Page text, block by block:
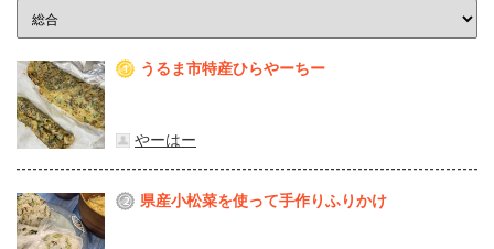
1 うるま市特産ひらやーちー
やーはー
2 県産⼩松菜を使って⼿作りふりかけ